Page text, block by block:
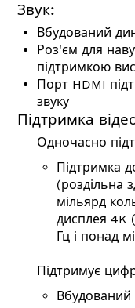
Звук:
Вбудований
Роз'єм для
підтримкою
Порт HDMI
звуку
Підтримка
Одночасно
Підтримка
(роздільна
мільярд
дисплея 4K
Гц і понад
Підтримує
Вбудований